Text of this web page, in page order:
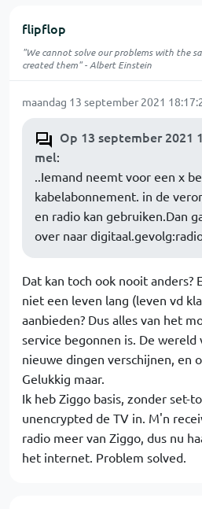
flipflop
"We cannot solve our problems with the
created them" - Albert Einstein
maandag 13 september 2021
Op 13 september 2021
mel:
..Iemand neemt voor een x
kabelabonnement. in de
en radio kan gebruiken.Dan
over naar
Dat kan toch ook nooit anders?
niet een leven lang (leven vd
aanbieden? Dus alles van het
service begonnen is. De wereld
nieuwe dingen verschijnen, en
Gelukkig maar.
Ik heb Ziggo basis, zonder set-
unencrypted de TV in. M'n
radio meer van Ziggo, dus nu
het internet. Problem solved.